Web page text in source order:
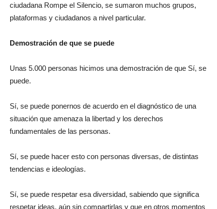
ciudadana Rompe el Silencio, se sumaron muchos grupos,
plataformas y ciudadanos a nivel particular.
Demostración de que se puede
Unas 5.000 personas hicimos una demostración de que Sí, se
puede.
Sí, se puede ponernos de acuerdo en el diagnóstico de una
situación que amenaza la libertad y los derechos
fundamentales de las personas.
Sí, se puede hacer esto con personas diversas, de distintas
tendencias e ideologías.
Sí, se puede respetar esa diversidad, sabiendo que significa
respetar ideas, aún sin compartirlas y que en otros momentos